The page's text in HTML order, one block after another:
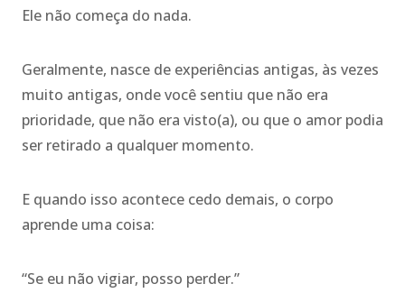
Ele não começa do nada.
Geralmente, nasce de experiências antigas, às vezes
muito antigas, onde você sentiu que não era
prioridade, que não era visto(a), ou que o amor podia
ser retirado a qualquer momento.
E quando isso acontece cedo demais, o corpo
aprende uma coisa:
“Se eu não vigiar, posso perder.”